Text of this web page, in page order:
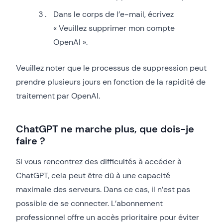
Dans le corps de l’e-mail, écrivez
« Veuillez supprimer mon compte
OpenAI ».
Veuillez noter que le processus de suppression peut
prendre plusieurs jours en fonction de la rapidité de
traitement par OpenAI.
ChatGPT ne marche plus, que dois-je
faire ?
Si vous rencontrez des difficultés à accéder à
ChatGPT, cela peut être dû à une capacité
maximale des serveurs. Dans ce cas, il n’est pas
possible de se connecter. L’abonnement
professionnel offre un accès prioritaire pour éviter